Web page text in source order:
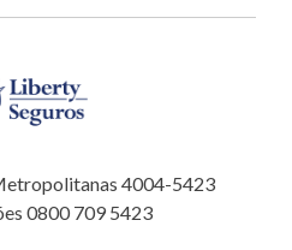
4004-5423
0800 709 5423